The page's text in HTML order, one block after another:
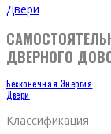
Двери
ДВЕРНОГО
Бесконечная Энергия
Двери
Классификация